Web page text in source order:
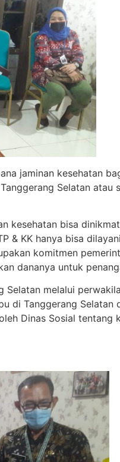
jaminan kesehatan
Selatan atau
kesehatan bisa
& KK hanya bisa
komitmen
dananya untuk
melalui
di Tanggerang Selatan
Dinas Sosial tentang